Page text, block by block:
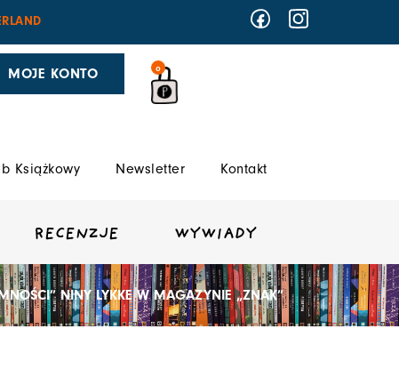
MOJE KONTO 0
Książkowy Newsletter Kontakt
RECENZJE WYWIADY
NINY LYKKE W MAGAZYNIE „ZNAK”